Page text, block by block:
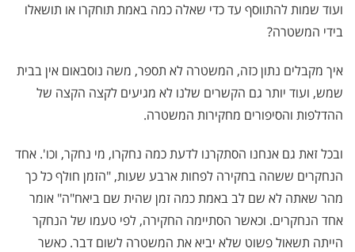
ועוד שמות להתווסף עד כדי שאלה כמה באמת תוחקרו או תושאלו
בידי המשטרה?
איך מקבלים נתון כזה, המשטרה לא תספר, משה נוסבאום אין בבית
שמש, ועוד יותר גם הקשרים שלנו לא מגיעים לקצה הקצה של
ההדלפות והסיפורים מחקירות המשטרה.
ובכל זאת גם אנחנו הסתקרנו לדעת כמה נחקרו, מי נחקר, וכו'. אחד
הנחקרים ששהה בחקירה לפחות ארבע שעות, "הזמן חולף כל כך
מהר שאתה לא שם לב באמת כמה זמן שהית שם ביאח"ה" אומר
אחד הנחקרים. וכאשר הסתיימה החקירה, לפי טעמו של הנחקר
הייתה תשאול פשוט שלא יביא את המשטרה לשום דבר. כאשר